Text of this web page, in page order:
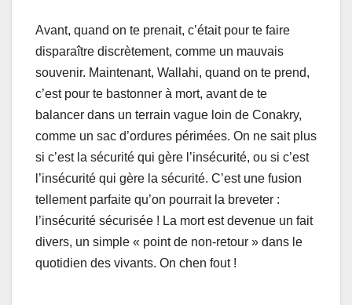
Avant, quand on te prenait, c’était pour te faire
disparaître discrètement, comme un mauvais
souvenir. Maintenant, Wallahi, quand on te prend,
c’est pour te bastonner à mort, avant de te
balancer dans un terrain vague loin de Conakry,
comme un sac d’ordures périmées. On ne sait plus
si c’est la sécurité qui gère l’insécurité, ou si c’est
l’insécurité qui gère la sécurité. C’est une fusion
tellement parfaite qu’on pourrait la breveter :
l’insécurité sécurisée ! La mort est devenue un fait
divers, un simple « point de non-retour » dans le
quotidien des vivants. On chen fout !